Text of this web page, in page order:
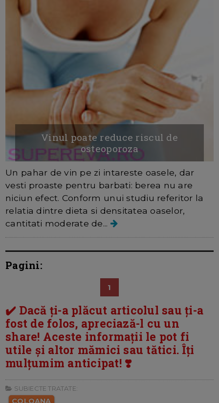
Vinul poate reduce riscul de
osteoporoza
Un pahar de vin pe zi intareste oasele, dar
vesti proaste pentru barbati: berea nu are
niciun efect. Conform unui studiu referitor la
relatia dintre dieta si densitatea oaselor,
cantitati moderate de...
Pagini:
1
✔️ Dacă ți-a plăcut articolul sau ți-a
fost de folos, apreciază-l cu un
share! Aceste informații le pot fi
utile și altor mămici sau tătici. Îți
mulțumim anticipat! ❣️
SUBIECTE TRATATE:
COLOANA